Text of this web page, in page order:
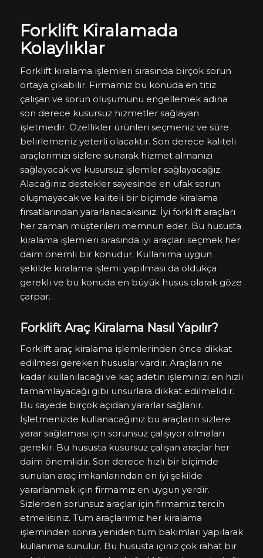
Forklift Kiralamada
Kolaylıklar
Forklift kiralama işlemleri sırasında birçok sorun
ortaya çıkabilir. Firmamız bu konuda en titiz
çalışan ve sorun oluşumunu engellemek adına
son derece kusursuz hizmetler sağlayan
işletmedir. Özellikler ürünleri seçmeniz ve süre
belirlemeniz yeterli olacaktır. Son derece kaliteli
araçlarımızı sizlere sunarak hizmet almanızı
sağlayacak ve kusursuz işlemler sağlayacağız.
Alacağınız destekler sayesinde en ufak sorun
oluşmayacak ve kaliteli bir biçimde kiralama
fırsatlarından yararlanacaksınız. İyi forklift araçları
her zaman müşterileri memnun eder. Bu hususta
kiralama işlemleri sırasında iyi araçları seçmek her
daim önemli bir konudur. Kullanıma uygun
şekilde kiralama işlemi yapılması da oldukça
gerekli ve bu konuda en büyük husus olarak göze
çarpar.
Forklift Araç Kiralama Nasıl Yapılır?
Forklift araç kiralama işlemlerinden önce dikkat
edilmesi gereken hususlar vardır. Araçların ne
kadar kullanılacağı ve kaç adetin işleminizi en hızlı
tamamlayacağı gibi unsurlara dikkat edilmelidir.
Bu sayede birçok açıdan yararlar sağlanır.
İşletmenizde kullanacağınız bu araçların sizlere
yarar sağlaması için sorunsuz çalışıyor olmaları
gerekir. Bu hususta kusursuz çalışan araçlar her
daim önemlidir. Son derece hızlı bir biçimde
sunulan araç imkanlarından en iyi şekilde
yararlanmak için firmamız en uygun yerdir.
Sizlerden sorunsuz araçlar için firmamız tercih
etmelisiniz. Tüm araçlarımız her kiralama
işleminden sonra yeniden tüm bakımları yapılarak
kullanıma sunulur. Bu hususta içiniz çok rahat bir